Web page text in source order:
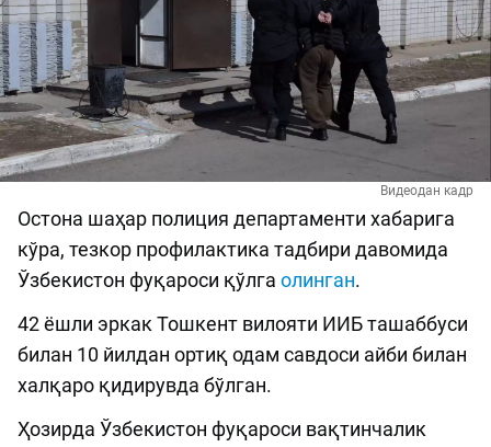
Видеодан кадр
Остона шаҳар полиция департаменти хабарига
кўра, тезкор профилактика тадбири давомида
Ўзбекистон фуқароси қўлга олинган.
42 ёшли эркак Тошкент вилояти ИИБ ташаббуси
билан 10 йилдан ортиқ одам савдоси айби билан
халқаро қидирувда бўлган.
Ҳозирда Ўзбекистон фуқароси вақтинчалик